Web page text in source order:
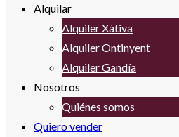
Alquilar
Alquiler Xàtiva
Alquiler Ontinyent
Alquiler Gandía
Nosotros
Quiénes somos
Quiero vender